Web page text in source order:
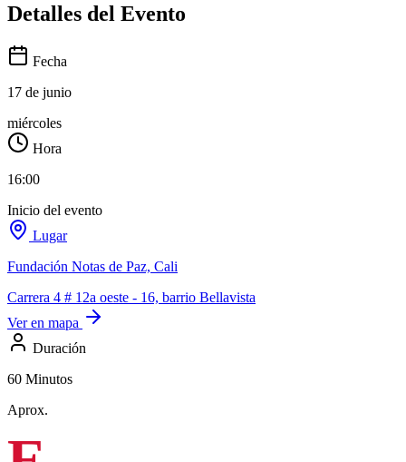
Detalles del Evento
Fecha
17 de junio
miércoles
Hora
16:00
Inicio del evento
Lugar
Fundación Notas de Paz, Cali
Carrera 4 # 12a oeste - 16, barrio Bellavista
Ver en mapa
Duración
60 Minutos
Aprox.